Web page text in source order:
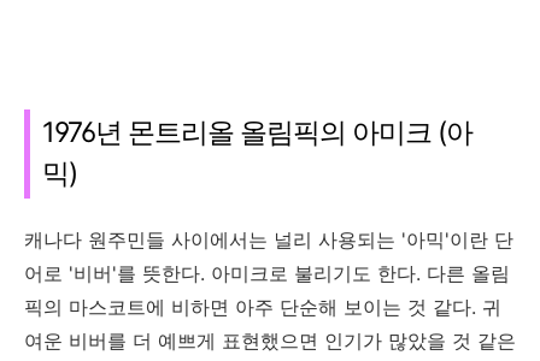
1976년 몬트리올 올림픽의 아미크 (아
믹)
캐나다 원주민들 사이에서는 널리 사용되는 '아믹'이란 단
어로 '비버'를 뜻한다. 아미크로 불리기도 한다. 다른 올림
픽의 마스코트에 비하면 아주 단순해 보이는 것 같다. 귀
여운 비버를 더 예쁘게 표현했으면 인기가 많았을 것 같은